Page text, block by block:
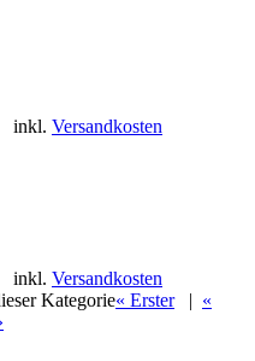
inkl. Versandkosten
inkl. Versandkosten
Kategorie« Erster| «